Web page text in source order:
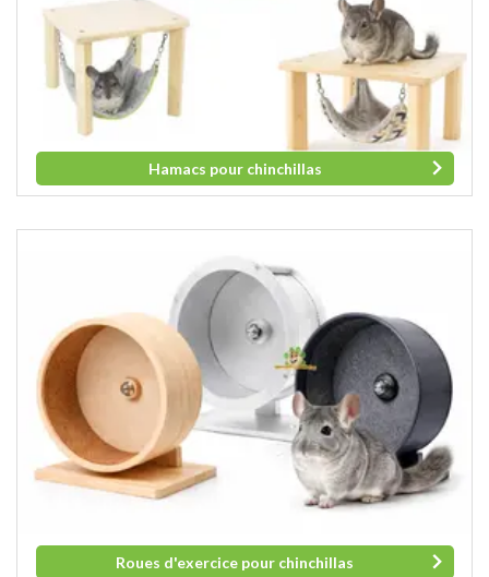
Hamacs pour chinchillas
Roues d'exercice pour chinchillas